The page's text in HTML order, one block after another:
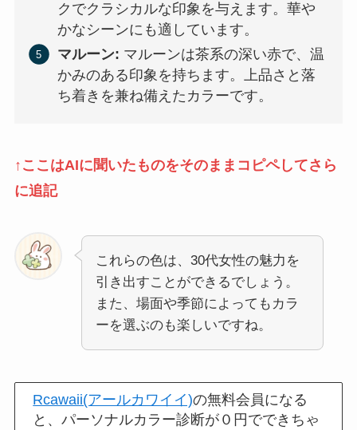
クでクラシカルな印象を与えます。華や
かなシーンにも適しています。
マルーン: マルーンは茶系の深い赤で、温
かみのある印象を持ちます。上品さと落
ち着きを兼ね備えたカラーです。
↑ここはAIに聞いたものをそのままコピペしてさら
に追記
これらの色は、30代女性の魅力を
引き出すことができるでしょう。
また、場面や季節によってもカラ
ーを選ぶのも楽しいですね。
Rcawaii(アールカワイイ)の無料会員になる
と、パーソナルカラー診断が０円でできちゃ